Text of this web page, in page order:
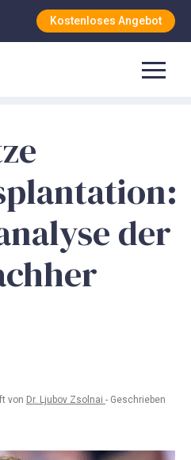
Kostenloses Angebot
der
von Dr. Ljubov Zsolnai - Geschrieben